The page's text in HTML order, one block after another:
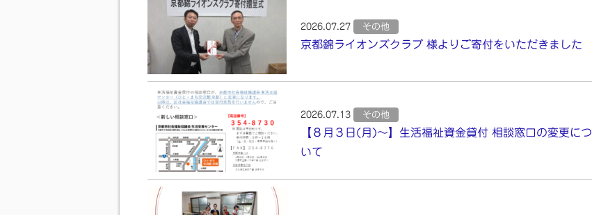
2026.07.27 その他
京都錦ライオンズクラブ 様よりご寄付をいただきました
2026.07.13 その他
【８月３日(月)～】生活福祉資金貸付 相談窓口の変更につ
いて